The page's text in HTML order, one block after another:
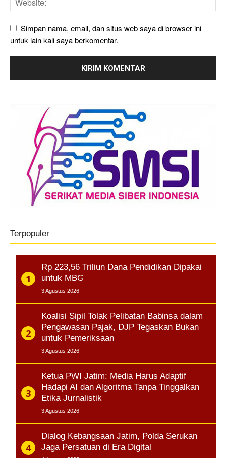
Simpan nama, email, dan situs web saya di browser ini
untuk lain kali saya berkomentar.
Terpopuler
Rp 223,56 Triliun Dana Pendidikan Dipakai
untuk MBG
3 Agustus 2026
Koalisi Sipil Tolak Pelibatan Babinsa dalam
Pengawasan Pajak, DJP Tegaskan Bukan
untuk Pemeriksaan
3 Agustus 2026
Ketua PWI Jatim: Media Harus Adaptif
Hadapi AI dan Algoritma Tanpa Tinggalkan
Etika Jurnalistik
3 Agustus 2026
Dialog Kebangsaan Jatim, Polda Serukan
Jaga Persatuan di Era Digital